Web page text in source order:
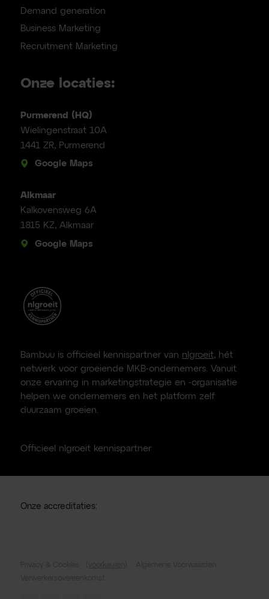
Demand generation
Business Marketing
Recruitment Marketing
Onze locaties:
Purmerend (HQ)
Wielingenstraat 10A
1441 ZR, Purmerend
Google Maps
Alkmaar
Kalkovensweg 6A
1815 KZ, Alkmaar
Google Maps
Bambuu is officieel kennispartner van nlgroeit, hét
netwerk voor groeiende MKB-ondernemers. Vanuit
onze ervaring in marketingstrategie en -organisatie
helpen we ondernemers en het platform zelf
duurzaam groeien.
Officieel nlgroeit kennispartner
Onze accreditaties: